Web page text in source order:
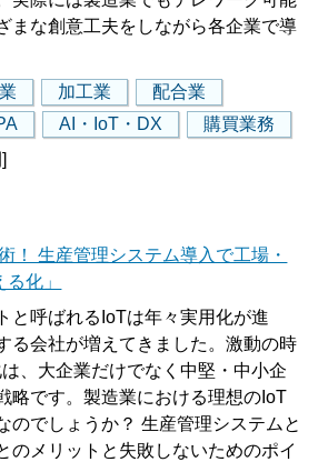
まな創意工夫をしながら各企業で導
加工業
配合業
AI・IoT・DX
購買業務
！ 生産管理システム導入で工場・
化」
と呼ばれるIoTは年々実用化が進
る会社が増えてきました。激動の時
、大企業だけでなく中堅・中小企
略です。製造業における理想のIoT
のでしょうか？ 生産管理システムと
のメリットと失敗しないためのポイ